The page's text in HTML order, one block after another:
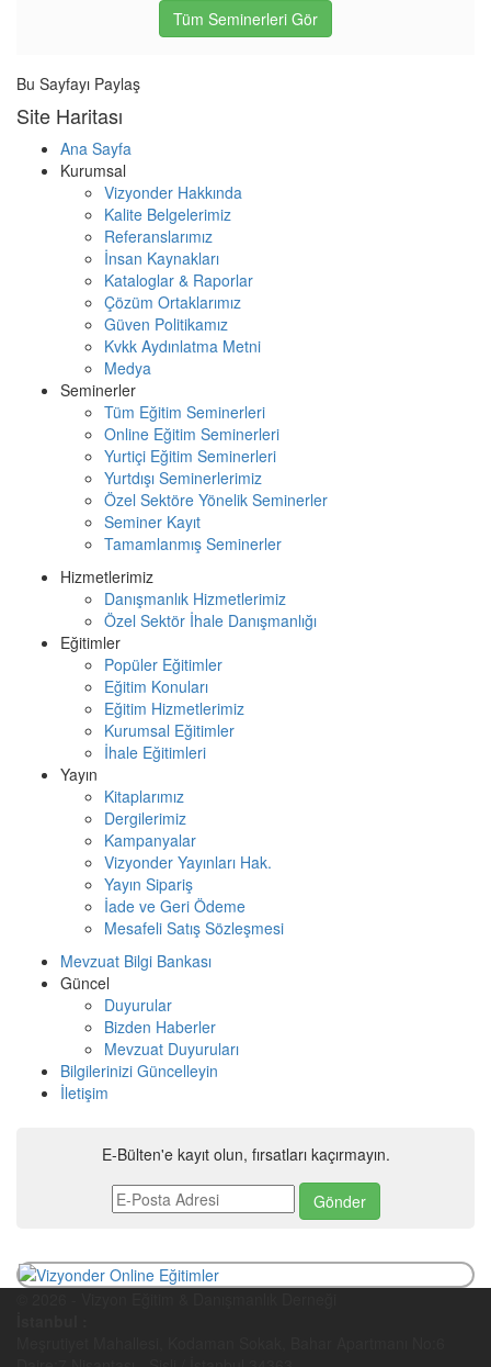
Tüm Seminerleri Gör
Bu Sayfayı Paylaş
Site Haritası
Ana Sayfa
Kurumsal
Vizyonder Hakkında
Kalite Belgelerimiz
Referanslarımız
İnsan Kaynakları
Kataloglar & Raporlar
Çözüm Ortaklarımız
Güven Politikamız
Kvkk Aydınlatma Metni
Medya
Seminerler
Tüm Eğitim Seminerleri
Online Eğitim Seminerleri
Yurtiçi Eğitim Seminerleri
Yurtdışı Seminerlerimiz
Özel Sektöre Yönelik Seminerler
Seminer Kayıt
Tamamlanmış Seminerler
Hizmetlerimiz
Danışmanlık Hizmetlerimiz
Özel Sektör İhale Danışmanlığı
Eğitimler
Popüler Eğitimler
Eğitim Konuları
Eğitim Hizmetlerimiz
Kurumsal Eğitimler
İhale Eğitimleri
Yayın
Kitaplarımız
Dergilerimiz
Kampanyalar
Vizyonder Yayınları Hak.
Yayın Sipariş
İade ve Geri Ödeme
Mesafeli Satış Sözleşmesi
Mevzuat Bilgi Bankası
Güncel
Duyurular
Bizden Haberler
Mevzuat Duyuruları
Bilgilerinizi Güncelleyin
İletişim
E-Bülten'e kayıt olun, fırsatları kaçırmayın.